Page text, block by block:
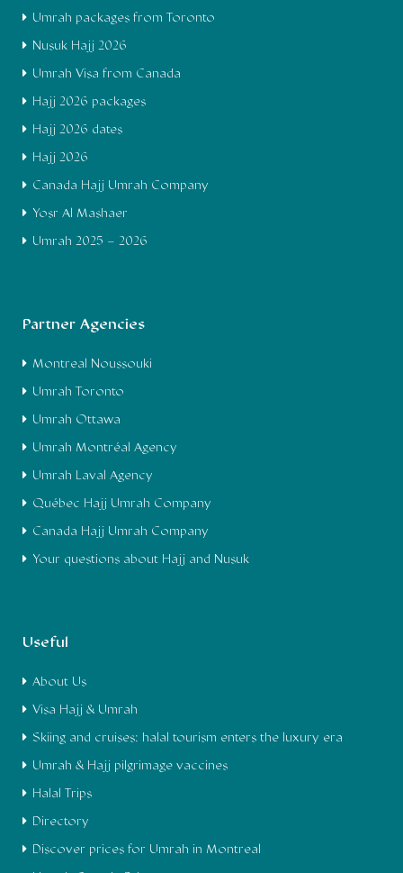
Umrah packages from Toronto
Nusuk Hajj 2026
Umrah Visa from Canada
Hajj 2026 packages
Hajj 2026 dates
Hajj 2026
Canada Hajj Umrah Company
Yosr Al Mashaer
Umrah 2025 – 2026
Partner Agencies
Montreal Noussouki
Umrah Toronto
Umrah Ottawa
Umrah Montréal Agency
Umrah Laval Agency
Québec Hajj Umrah Company
Canada Hajj Umrah Company
Your questions about Hajj and Nusuk
Useful
About Us
Visa Hajj & Umrah
Skiing and cruises: halal tourism enters the luxury era
Umrah & Hajj pilgrimage vaccines
Halal Trips
Directory
Discover prices for Umrah in Montreal